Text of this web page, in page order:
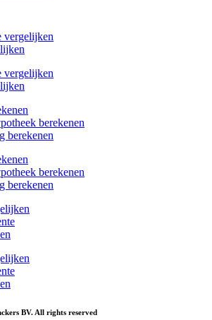
vergelijken
vergelijken
berekenen
berekenen
berekenen
berekenen
BV. All rights reserved